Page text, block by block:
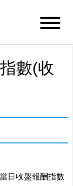
數(收
日收盤報酬指數